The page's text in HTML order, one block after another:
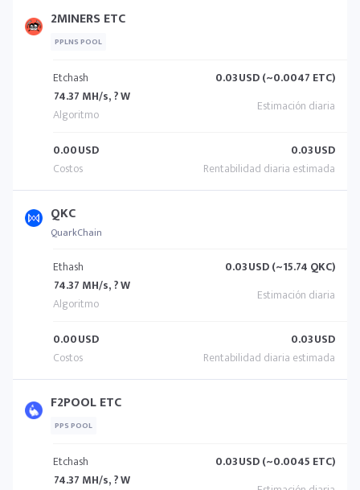
2MINERS ETC
PPLNS POOL
Etchash
74.37 MH/s, ? W
0.03USD (~0.0047 ETC)
0.00USD 0.03USD
QKC
QuarkChain
Ethash
74.37 MH/s, ? W
0.03USD (~15.74 QKC)
0.00USD 0.03USD
F2POOL ETC
PPS POOL
Etchash
74.37 MH/s, ? W
0.03USD (~0.0045 ETC)